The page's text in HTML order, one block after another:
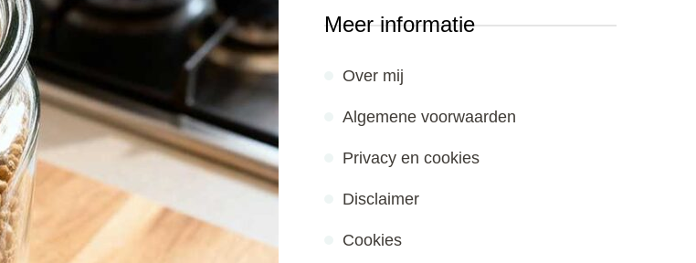
Meer informatie
Over mij
Algemene voorwaarden
Privacy en cookies
Disclaimer
Cookies